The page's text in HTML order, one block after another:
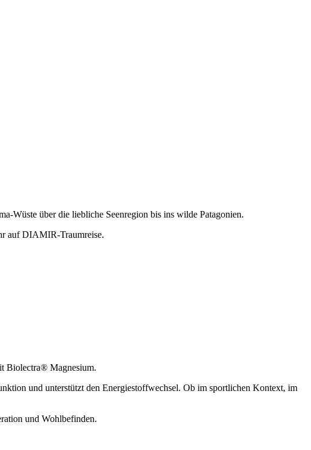
Wüste über die liebliche Seenregion bis ins wilde Patagonien.
auf DIAMIR-Traumreise.
Biolectra® Magnesium.
und unterstützt den Energiestoffwechsel. Ob im sportlichen Kontext, im
und Wohlbefinden.